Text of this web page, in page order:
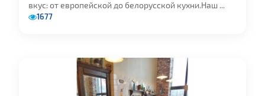
вкус: от европейской до белорусской кухни.Наш ...
1677